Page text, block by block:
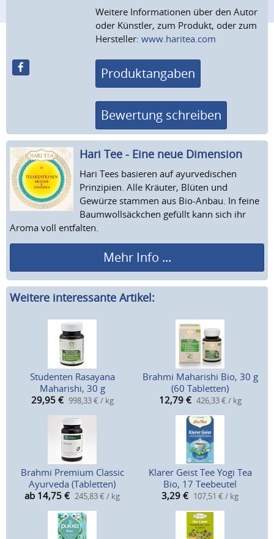
Weitere Informationen über den Autor
oder Künstler, zum Produkt, oder zum
Hersteller:www.haritea.com
Produktangaben
Bewertung schreiben
Hari Tee - Eine neue Dimension
Hari Tees basieren auf ayurvedischen
Prinzipien. Alle Kräuter, Blüten und
Gewürze stammen aus Bio-Anbau. In feine
Baumwollsäckchen gefüllt kann sich ihr
Aroma voll entfalten.
Mehr Info ...
Weitere interessante Artikel:
Studenten Rasayana
Maharishi, 30 g
29,95 € 998,33 € / kg
Brahmi Maharishi Bio, 30 g
(60 Tabletten)
12,79 € 426,33 € / kg
Brahmi Premium Classic
Ayurveda (Tabletten)
ab 14,75 € 245,83 € / kg
Klarer Geist Tee Yogi Tea
Bio, 17 Teebeutel
3,29 € 107,51 € / kg